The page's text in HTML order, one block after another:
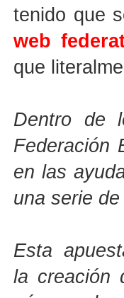
tenido que
web
que
Dentro de
Federación
en las
una serie
Esta
la creación